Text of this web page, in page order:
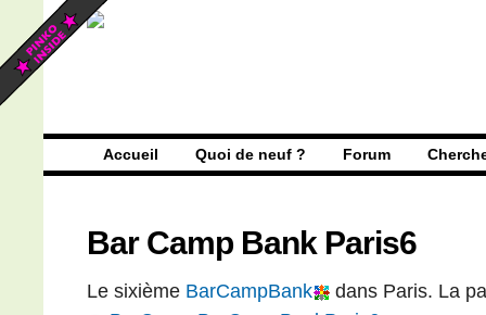
Accueil Quoi de neuf ? Forum
Bar Camp Bank Paris6
Le sixième BarCampBank
dans Paris. La